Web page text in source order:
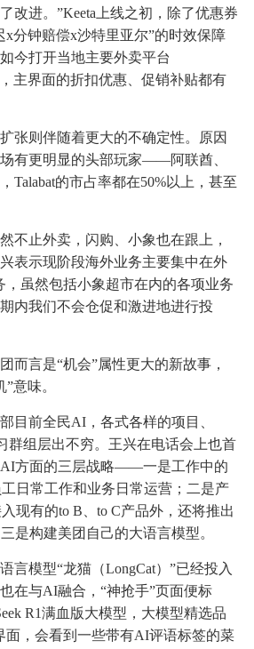
改进。”Keeta上线之初，除了优惠券
x分钟赔偿x沙特里亚尔”的时效保障
今打开当地主要外卖平台
，主界面的折扣优惠、促销补贴都有
张则伴随着更大的不确定性。原因
有更明显的头部玩家——阿联酋、
Talabat的市占率都在50%以上，甚至
不止外卖，闪购、小象也在跟上，
表示现阶段海外业务主要集中在外
，虽然包括小象超市在内的各项业务
内我们不会仓促和激进地进行投
而言是“机会”属性更大的新故事，
意味。
目前全民AI，各式各样的项目、
群组层出不穷。王兴在电话会上也首
AI方面的三层战略——一是工作中的
日常工作和业务日常运营；二是产
现有的to B、to C产品外，还将推出
是构建美团自己的大语言模型。
言模型“龙猫（LongCat）”已经投入
在与AI融合，“神抢手”页面便标
R1满血版大模型，大模型精选品
面，会看到一些带有AI评语标签的菜